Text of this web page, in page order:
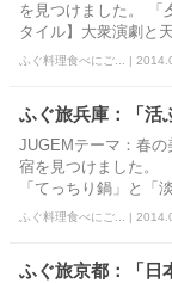
を見つけました。 「
タイル】大衆演劇と
ふぐ料理食べにご... |
ふぐ旅兵庫：「活
JUGEMテーマ：春
宿を見つけました。
「てっちり鍋」と「
ふぐ料理食べにご... |
ふぐ旅京都：「日